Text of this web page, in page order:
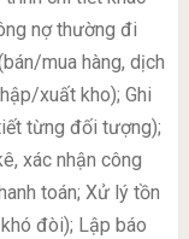
nợ thường đi
mua hàng, dịch
xuất kho); Ghi
từng đối tượng);
xác nhận công
toán; Xử lý tồn
đòi); Lập báo